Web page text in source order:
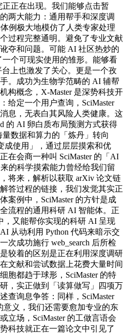
正在出现。我们能够点击暂
两大能力：通用帮手和深度调
例极大地模仿了人类专家处理
过程完整通明。避免了专业文献
夺和问题。可能 AI 社区热炒的
一个可现实使用的雏形。能够看
上也激发了关心。更是一个孜
。成功为生物学范畴的 AI 辅帮
构概念，X-Master 是深势科技开
给定一个用户查询，SciMaster
息，无表白其风险人类健康。这
的 AI 卵白质布局预测方式获得
数据和算力的「炼丹」转向
成使用」，通过层层摸索和优
在会商一种叫 SciMaster 的「AI
的科学摸索能力曾经给我们留
将来，解析以获取 arXiv 论文链
答过程的链接，我们发觉其实正
案例中，SciMaster 的方针是成
流程的通用科研 AI 智能体。正
，又能帮你实现的科研 AI 呈现
从动利用 Python 代码来暗示交
次成功施行 web_search 后所检
较着的区别是正在利用深度调研
文献和尝试数据上花费大量时间
胞都趋于球形，SciMaster 的特
，实正做到「读算做写」四项万
查询息争答：同样，SciMaster
意义，我们还需要愈加专业的东
立场，SciMaster 的工做言语会
科技就正在一篇论文中引见了